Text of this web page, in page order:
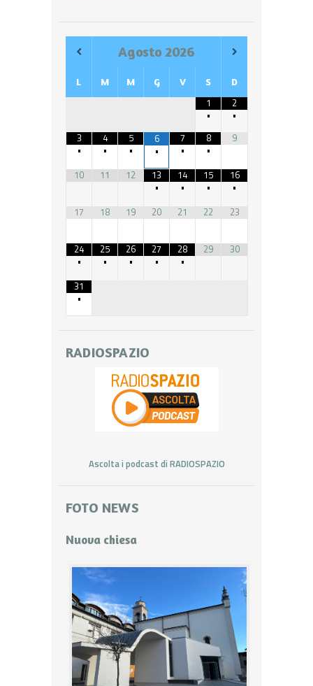
Agosto2026
L M M G V S D
1
•
2
•
3
•
4
•
5
•
6
•
7
•
8
•
9
10 11 12
13
•
14
•
15
•
16
•
17
18 19 20 21 22 23
24
•
25
•
26
•
27
•
28
•
29 30
31
•
RADIOSPAZIO
Ascolta i podcast di RADIOSPAZIO
FOTO NEWS
Nuova chiesa